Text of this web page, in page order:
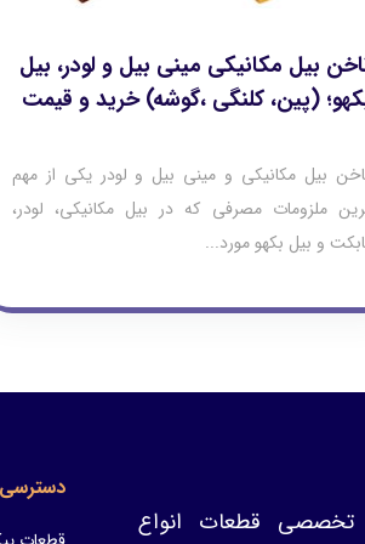
بیل مکانیکی مینی بیل و لودر، بیل
(پین، کلنگی ،گوشه) خرید و قیمت
بیل مکانیکی و مینی بیل و لودر یکی از مهم
ملزومات مصرفی که در بیل مکانیکی، لودر،
و بیل بکهو مورد...
تخصصی قطعات انواع